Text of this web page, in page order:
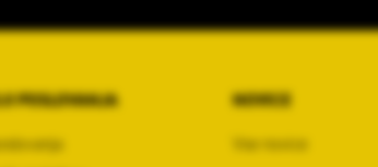
POSLOVANJA
NOVICE
Vse novice